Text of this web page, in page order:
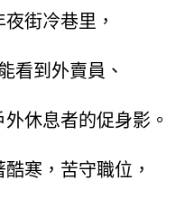
夜街冷巷里，
看到外賣員、
休息者的促身影。
寒，苦守職位，